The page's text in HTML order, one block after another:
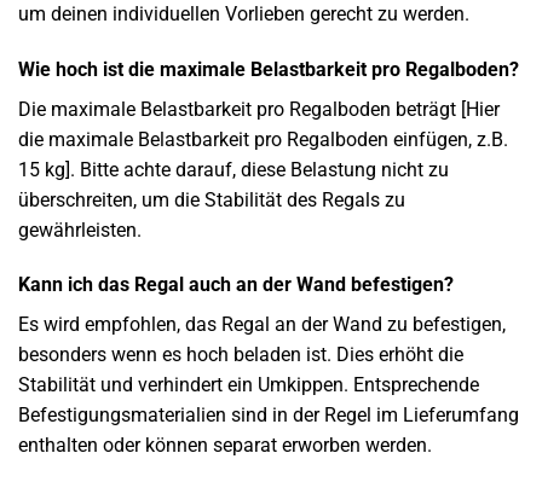
um deinen individuellen Vorlieben gerecht zu werden.
Wie hoch ist die maximale Belastbarkeit pro Regalboden?
Die maximale Belastbarkeit pro Regalboden beträgt [Hier
die maximale Belastbarkeit pro Regalboden einfügen, z.B.
15 kg]. Bitte achte darauf, diese Belastung nicht zu
überschreiten, um die Stabilität des Regals zu
gewährleisten.
Kann ich das Regal auch an der Wand befestigen?
Es wird empfohlen, das Regal an der Wand zu befestigen,
besonders wenn es hoch beladen ist. Dies erhöht die
Stabilität und verhindert ein Umkippen. Entsprechende
Befestigungsmaterialien sind in der Regel im Lieferumfang
enthalten oder können separat erworben werden.